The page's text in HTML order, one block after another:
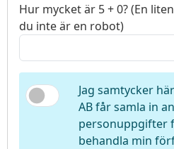
Hur mycket är 5 + 0? (En
du inte är en robot)
Jag samtycker
AB får samla in
personuppgifter
behandla min